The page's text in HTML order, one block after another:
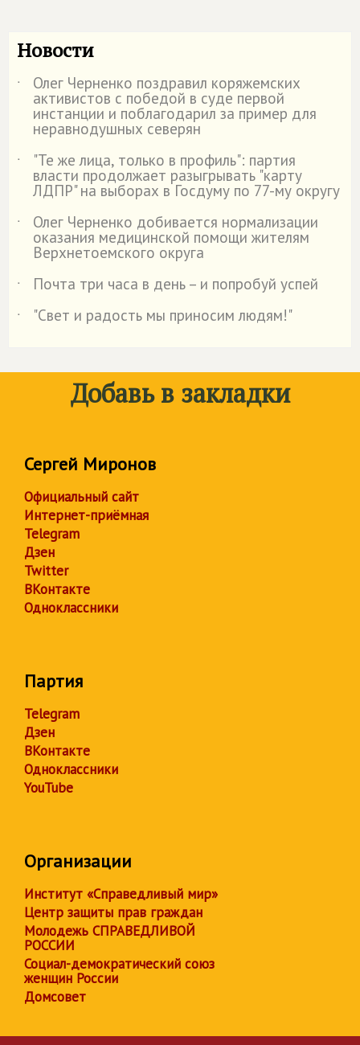
Новости
˙ Олег Черненко поздравил коряжемских
активистов с победой в суде первой
инстанции и поблагодарил за пример для
неравнодушных северян
˙
"Те же лица, только в профиль": партия
власти продолжает разыгрывать "карту
ЛДПР" на выборах в Госдуму по 77-му округу
˙
Олег Черненко добивается нормализации
оказания медицинской помощи жителям
Верхнетоемского округа
˙
Почта три часа в день – и попробуй успей
˙
"Свет и радость мы приносим людям!"
Добавь в закладки
Сергей Миронов
Официальный сайт
Интернет-приёмная
Telegram
Дзен
Twitter
ВКонтакте
Одноклассники
Партия
Telegram
Дзен
ВКонтакте
Одноклассники
YouTube
Организации
Институт «Справедливый мир»
Центр защиты прав граждан
Молодежь СПРАВЕДЛИВОЙ
РОССИИ
Социал-демократический союз
женщин России
Домсовет